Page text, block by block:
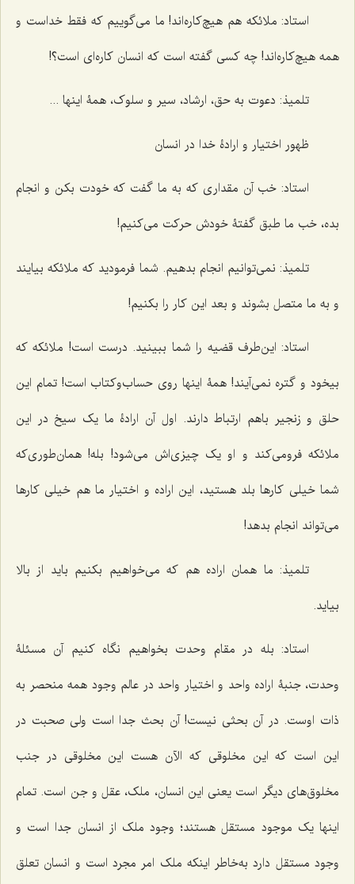
استاد: ملائکه هم هیچ‌کاره‌اند! ما می‌گوییم که فقط خداست و
همه هیچ‌کاره‌اند! چه کسی گفته است که انسان کاره‌ای است؟!
تلمیذ: دعوت به حق، ارشاد، سیر و سلوک، همۀ اینها ...
ظهور اختیار و ارادۀ خدا در انسان
استاد: خب آن مقداری که به ما گفت که خودت بکن و انجام
بده، خب ما طبق گفتۀ خودش حرکت می‌کنیم!
تلمیذ: نمی‌توانیم انجام بدهیم. شما فرمودید که ملائکه بیایند
و به ما متصل بشوند و بعد این کار را بکنیم!
استاد: این‌طرف قضیه را شما ببینید. درست است! ملائکه که
بیخود و گتره نمی‌آیند! همۀ اینها روی حساب‌وکتاب است! تمام این
حلق و زنجیر باهم ارتباط دارند. اول آن ارادۀ ما یک سیخ در این
ملائکه فرومی‌کند و او یک چیزی‌اش می‌شود! بله! همان‌طوری‌که
شما خیلی کارها بلد هستید، این اراده و اختیار ما هم خیلی کارها
می‌تواند انجام بدهد!
تلمیذ: ما همان اراده هم که می‌خواهیم بکنیم باید از بالا
بیاید.
استاد: بله در مقام وحدت بخواهیم نگاه کنیم آن مسئلۀ
وحدت، جنبۀ اراده واحد و اختیار واحد در عالم وجود همه منحصر به
ذات اوست. در آن بحثی نیست! آن بحث جدا است ولی صحبت در
این است که این مخلوقی که الآن هست این مخلوقی در جنب
مخلوق‌های دیگر است یعنی این انسان، ملک، عقل و جن است. تمام
اینها یک موجود مستقل هستند؛ وجود ملک از انسان جدا است و
وجود مستقل دارد به‌خاطر اینکه ملک امر مجرد است و انسان تعلق